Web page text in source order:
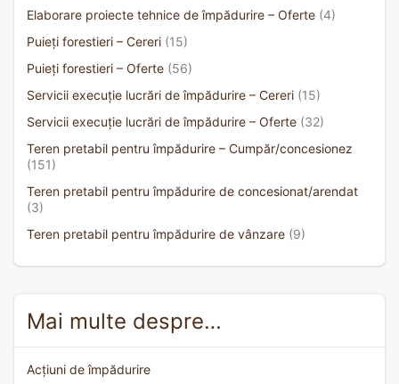
Elaborare proiecte tehnice de împădurire – Oferte (4)
Puieți forestieri – Cereri (15)
Puieți forestieri – Oferte (56)
Servicii execuție lucrări de împădurire – Cereri (15)
Servicii execuție lucrări de împădurire – Oferte (32)
Teren pretabil pentru împădurire – Cumpăr/concesionez
(151)
Teren pretabil pentru împădurire de concesionat/arendat
(3)
Teren pretabil pentru împădurire de vânzare (9)
Mai multe despre…
Acțiuni de împădurire